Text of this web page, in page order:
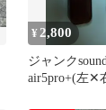
¥ 2,800
ジャンク
air5pro+(左‪✕‬右○) と